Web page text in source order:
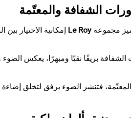
الشفافة والمعتّمة
مجموعةLe Roy إمكانية الاختيار
الشفافة بريقًا نقيًا ومبهرًا، يعكس
المعتّمة، فتنشر الضوء برفق لتخلق